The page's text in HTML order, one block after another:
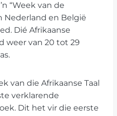
“Week van de
Nederland en België
Dié Afrikaanse
weer van 20 tot 29
van die Afrikaanse Taal
verklarende
Dit het vir die eerste